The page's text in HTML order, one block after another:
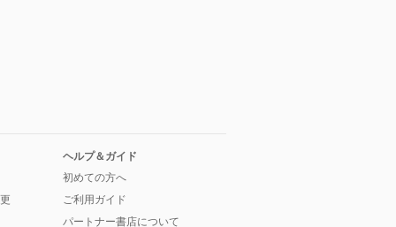
ヘルプ＆ガイド
初めての方へ
ご利用ガイド
パートナー書店について